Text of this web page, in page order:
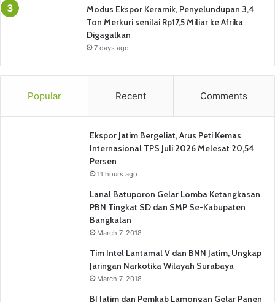
Modus Ekspor Keramik, Penyelundupan 3,4
Ton Merkuri senilai Rp17,5 Miliar ke Afrika
Digagalkan
7 days ago
Popular Recent Comments
Ekspor Jatim Bergeliat, Arus Peti Kemas
Internasional TPS Juli 2026 Melesat 20,54
Persen
11 hours ago
Lanal Batuporon Gelar Lomba Ketangkasan
PBN Tingkat SD dan SMP Se-Kabupaten
Bangkalan
March 7, 2018
Tim Intel Lantamal V dan BNN Jatim, Ungkap
Jaringan Narkotika Wilayah Surabaya
March 7, 2018
BI Jatim dan Pemkab Lamongan Gelar Panen